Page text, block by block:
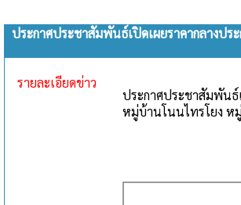
ประกาศประชาสัมพันธ์เปิดเผยราคากลางป
รายละเอียดข่าว
ประกาศประชาสัมพันธ์
หมู่บ้านโนนไทรโยง ห